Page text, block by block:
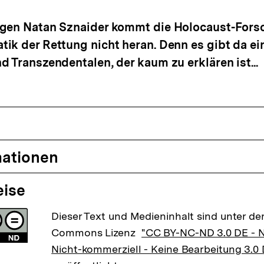
Natan Sznaider kommt die Holocaust-
der Rettung nicht heran. Denn es gibt da
Transzendentalen, der kaum zu erklären ist...
Dieser Text und Medieninhalt sind unter
Commons Lizenz "CC BY-NC-ND 3.0 DE -
Nicht-kommerziell - Keine Bearbeitung 3.0